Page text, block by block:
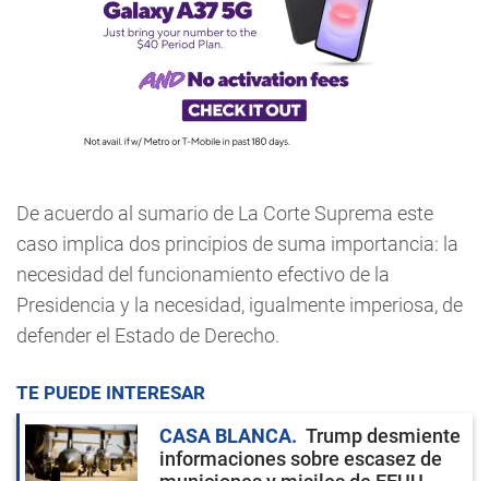
De acuerdo al sumario de La Corte Suprema este
caso implica dos principios de suma importancia: la
necesidad del funcionamiento efectivo de la
Presidencia y la necesidad, igualmente imperiosa, de
defender el Estado de Derecho.
TE PUEDE INTERESAR
CASA BLANCA
Trump desmiente
informaciones sobre escasez de